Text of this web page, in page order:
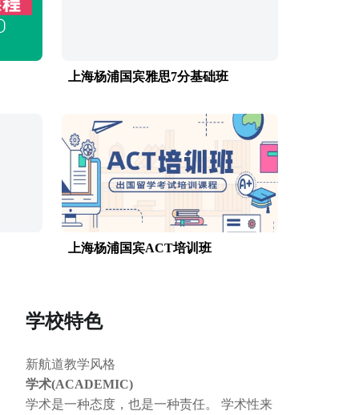
上海杨浦国宾雅思7分基础班
上海杨浦国宾ACT培训班
学校特色
新航道教学风格
学术(ACADEMIC)
学术是一种态度，也是一种责任。 学术性来